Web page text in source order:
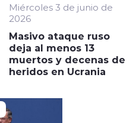
Miércoles 3 de junio de
2026
Masivo ataque ruso
deja al menos 13
muertos y decenas de
heridos en Ucrania